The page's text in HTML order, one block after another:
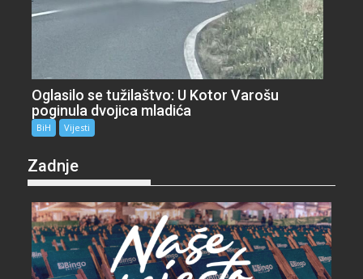
Oglasilo se tužilaštvo: U Kotor Varošu
poginula dvojica mladića
BiH Vijesti
Zadnje